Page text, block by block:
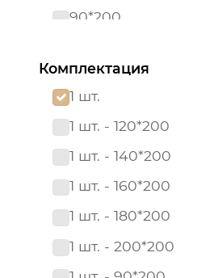
90*200
140*200
140*200*25
140х200х20
145х215
150*214
160*200*25
160х200х20
Комплектация
1 шт.
1 шт. - 120*200
1 шт. - 140*200
1 шт. - 160*200
1 шт. - 180*200
1 шт. - 200*200